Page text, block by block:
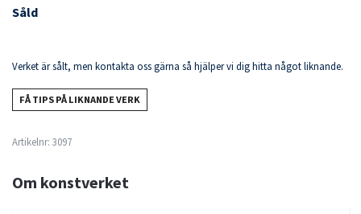
Såld
Verket är sålt, men kontakta oss gärna så hjälper vi dig hitta något liknande.
FÅ TIPS PÅ LIKNANDE VERK
Artikelnr: 3097
Om konstverket